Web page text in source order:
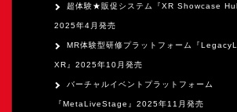
超体験★販促システム『XR Showcase
2025年4月発売
MR体験型研修プラットフォーム『
XR』2025年10月発売
バーチャルイベントプラットフォーム
『MetaLiveStage』2025年11月発売